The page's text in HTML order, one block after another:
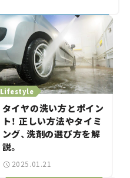
Lifestyle
タイヤの洗い方とポイン
ト！ 正しい方法やタイミ
ング、洗剤の選び方を解
説。
2025.01.21